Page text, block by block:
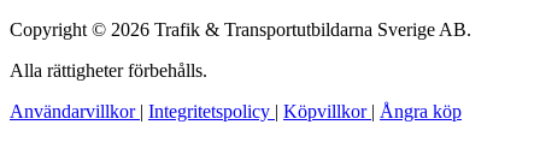
Copyright © 2026 Trafik & Transportutbildarna Sverige AB.
Alla rättigheter förbehålls.
Användarvillkor | Integritetspolicy | Köpvillkor | Ångra köp